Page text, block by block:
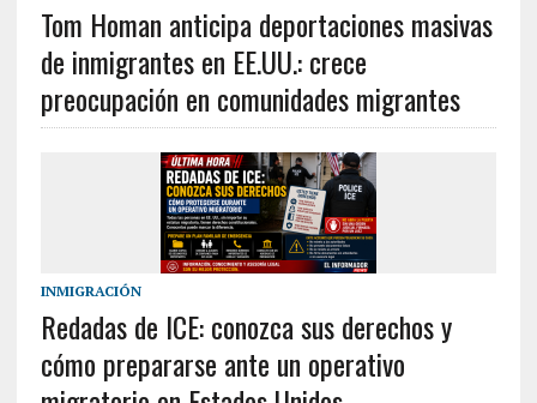
Tom Homan anticipa deportaciones masivas
de inmigrantes en EE.UU.: crece
preocupación en comunidades migrantes
INMIGRACIÓN
Redadas de ICE: conozca sus derechos y
cómo prepararse ante un operativo